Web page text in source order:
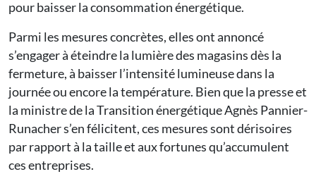
pour baisser la consommation énergétique.
Parmi les mesures concrètes, elles ont annoncé
s’engager à éteindre la lumière des magasins dès la
fermeture, à baisser l’intensité lumineuse dans la
journée ou encore la température. Bien que la presse et
la ministre de la Transition énergétique Agnès Pannier-
Runacher s’en félicitent, ces mesures sont dérisoires
par rapport à la taille et aux fortunes qu’accumulent
ces entreprises.